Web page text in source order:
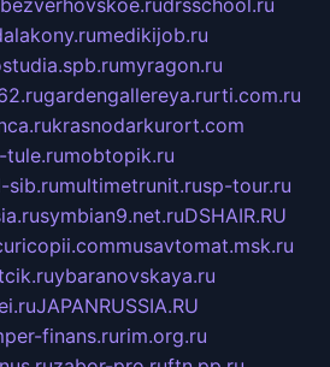
medikijob.ru
myragon.ru
gardengallereya.rurti.com.ru
krasnodarkurort.com
tule.rumobtopik.ru
sib.rumultimetrunit.rusp-tour.ru
symbian9.net.ruDSHAIR.RU
musavtomat.msk.ru
ybaranovskaya.ru
JAPANRUSSIA.RU
finans.rurim.org.ru